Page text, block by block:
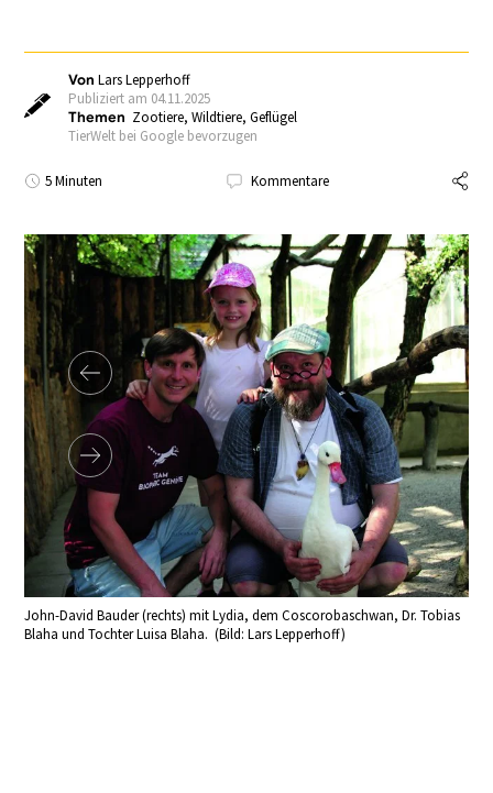
VonLars Lepperhoff
Publiziert am 04.11.2025
Themen Zootiere,Wildtiere,Geflügel
TierWelt bei Google bevorzugen
5 Minuten Kommentare
John-David Bauder (rechts) mit Lydia, dem Coscorobaschwan, Dr. Tobias
Blaha und Tochter Luisa Blaha. (Bild: Lars Lepperhoff)